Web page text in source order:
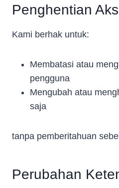
Penghentian
Kami berhak untuk:
Membatasi atau
pengguna
Mengubah atau
saja
tanpa pemberitahuan
Perubahan